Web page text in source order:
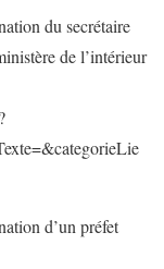
du secrétaire
de l’intérieur
d’un préfet